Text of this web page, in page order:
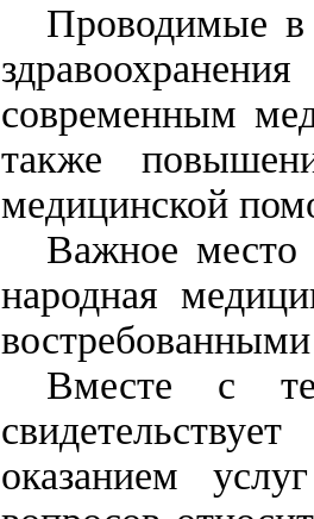
Проводимые
современным
также
медицинской
Важное место
народная
Вместе с
оказанием